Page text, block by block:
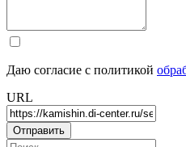
Даю согласие с политикой
URL